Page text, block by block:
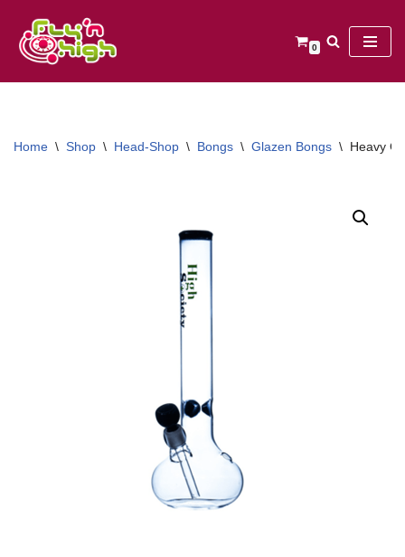
Ga
0
Home \ Shop \ Head-Shop \ Bongs \ Glazen Bongs \ Heavy